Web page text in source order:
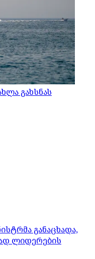
გახსნას
განაცხადა,
ლიდერების